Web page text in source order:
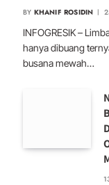
BY KHANIF ROSIDIN
INFOGRESIK –
hanya dibuang
busana mewah…